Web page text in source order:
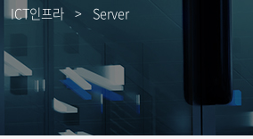
ICT인프라> Server